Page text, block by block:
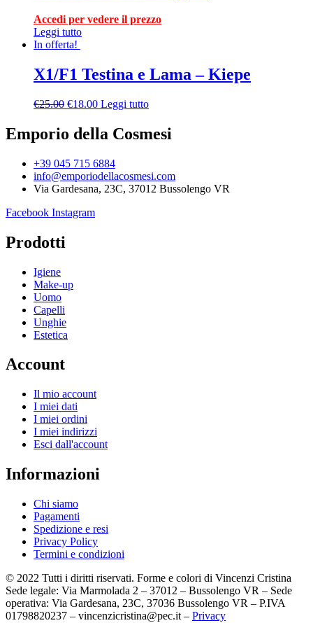
Accedi per vedere il prezzo
Leggi tutto
In offerta!
X1/F1 Testina e Lama – Kiepe
€25.00 €18.00 Leggi tutto
Emporio della Cosmesi
+39 045 715 6884
info@emporiodellacosmesi.com
Via Gardesana, 23C, 37012 Bussolengo VR
Facebook Instagram
Prodotti
Igiene
Make-up
Uomo
Capelli
Unghie
Estetica
Account
Il mio account
I miei dati
I miei ordini
I miei indirizzi
Esci dall'account
Informazioni
Chi siamo
Pagamenti
Spedizione e resi
Privacy Policy
Termini e condizioni
© 2022 Tutti i diritti riservati. Forme e colori di Vincenzi Cristina
Sede legale: Via Marmolada 2 – 37012 – Bussolengo VR – Sede
operativa: Via Gardesana, 23C, 37036 Bussolengo VR – P.IVA
01798820237 – vincenzicristina@pec.it – Privacy